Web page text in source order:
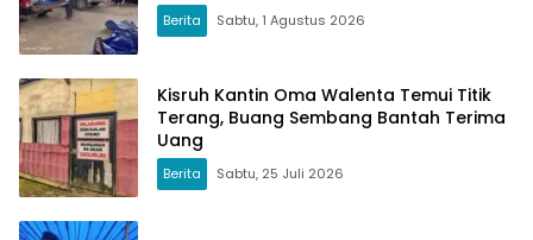
Berita Sabtu, 1 Agustus 2026
Kisruh Kantin Oma Walenta Temui Titik
Terang, Buang Sembang Bantah Terima
Uang
Berita Sabtu, 25 Juli 2026